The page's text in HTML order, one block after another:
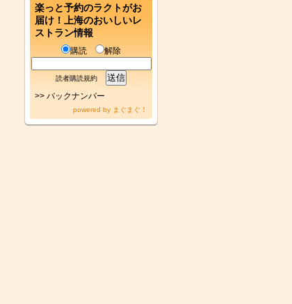
楽っと予約のラクトがお
届け！上海のおいしいレ
ストラン情報
購読 解除
読者購読規約
>> バックナンバー
powered by まぐまぐ！